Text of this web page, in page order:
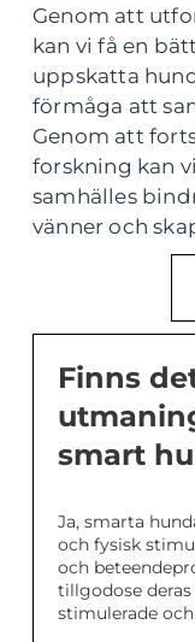
Genom att
kan vi få en
uppskatta
förmåga att
Genom att
forskning kan
samhälles
vänner och
Finns
smart
Ja, smarta
och fysisk
och
tillgodose
stimulerade